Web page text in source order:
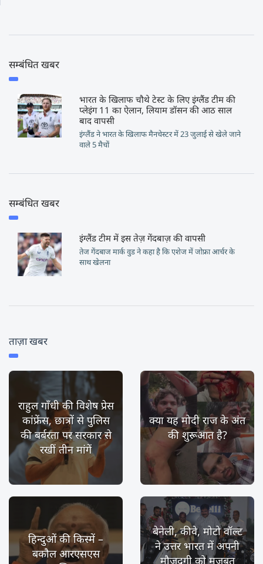
सम्बंधित खबर
भारत के खिलाफ चौथे टेस्ट के लिए इंग्लैंड टीम की
प्लेइंग 11 का ऐलान, लियाम डॉसन की आठ साल
बाद वापसी
इंग्लैंड ने भारत के खिलाफ मैनचेस्टर में 23 जुलाई से खेले जाने
वाले 5 मैचों
सम्बंधित खबर
इंग्लैंड टीम में इस तेज़ गेंदबाज़ की वापसी
तेज गेंदबाज मार्क वुड ने कहा है कि एशेज में जोफ्रा आर्चर के
साथ खेलना
ताज़ा खबर
राहुल गाँधी की विशेष प्रेस
कांफ्रेंस, छात्रों से पुलिस
की बर्बरता पर सरकार से
रखीं तीन मांगें
क्या यह मोदी राज के अंत
की शुरूआत है?
हिन्दुओं की किस्में –
बकौल आरएसएस
बेनेली, कीवे, मोटो वॉल्ट
ने उत्तर भारत में अपनी
मौजूदगी को मज़बूत